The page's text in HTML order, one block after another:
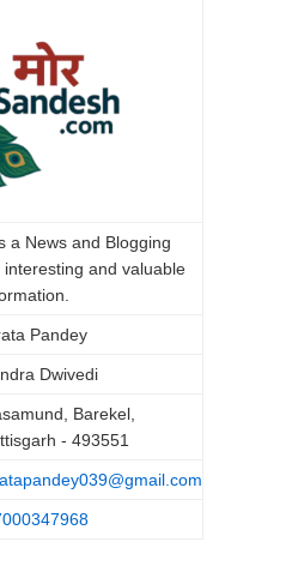
a News and Blogging
and valuable
Pandey
Dwivedi
Barekel,
- 493551